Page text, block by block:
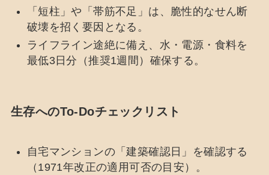
「短柱」や「帯筋不足」は、脆性的なせん断
破壊を招く要因となる。
ライフライン途絶に備え、水・電源・食料を
最低3日分（推奨1週間）確保する。
生存へのTo-Doチェックリスト
自宅マンションの「建築確認日」を確認する
（1971年改正の適用可否の目安）。